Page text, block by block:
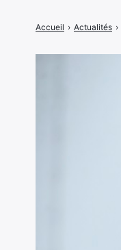
Accueil › Actualités ›